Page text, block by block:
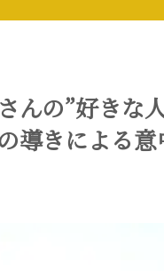
んの”好きな
導きによる